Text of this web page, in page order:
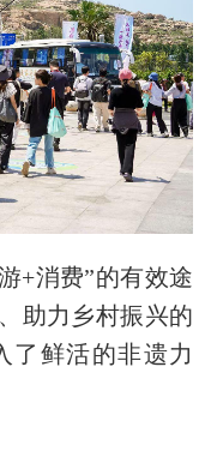
+消费”的有效途
助力乡村振兴的
了鲜活的非遗力